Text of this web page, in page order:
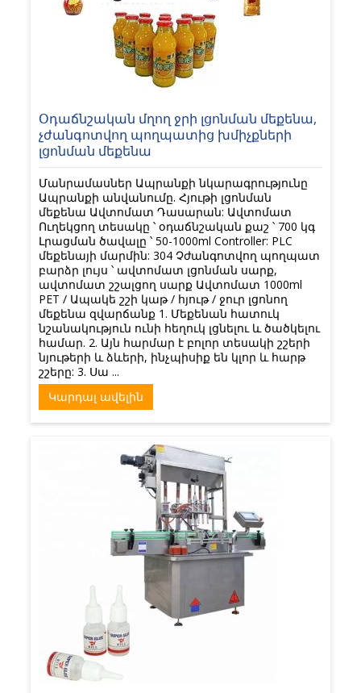
Օդաճնշական մղող ջրի լցոնման մեքենա,
չժանգոտվող պողպատից խմիչքների
լցոնման մեքենա
Մանրամասներ Ապրանքի նկարագրությունը
Ապրանքի անվանումը. Հյութի լցոնման
մեքենա Ավտոմատ Դասարան: Ավտոմատ
Ուղեկցող տեսակը ՝ օդաճնշական քաշ ՝ 700 կգ
Լրացման ծավալը ՝ 50-1000ml Controller: PLC
մեքենայի մարմին: 304 Չժանգոտվող պողպատ
բարձր լույս ՝ ավտոմատ լցոնման սարք,
ավտոմատ շշալցող սարք Ավտոմատ 1000ml
PET / Ապակե շշի կաթ / հյութ / ջուր լցոնող
մեքենա զվարճանք 1. Մեքենան հատուկ
նշանակություն ունի հեղուկ լցնելու և ծածկելու
համար. 2. Այն հարմար է բոլոր տեսակի շշերի
նյութերի և ձևերի, ինչպիսիք են կլոր և հարթ
շշերը: 3. Սա ...
Կարդալ ավելին